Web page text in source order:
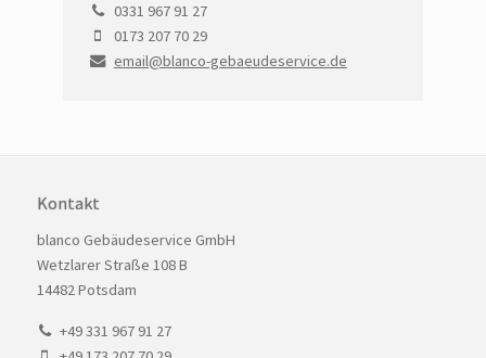
0331 967 91 27
0173 207 70 29
email@blanco-gebaeudeservice.de
Kontakt
blanco Gebäudeservice GmbH
Wetzlarer Straße 108 B
14482 Potsdam
+49 331 967 91 27